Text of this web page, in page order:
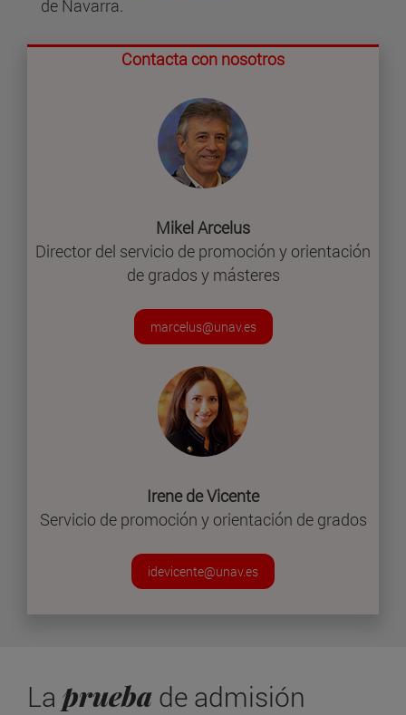
de Navarra.
Contacta con nosotros
Mikel Arcelus
Director del servicio de promoción y orientación
de grados y másteres
marcelus@unav.es
Irene de Vicente
Servicio de promoción y orientación de grados
idevicente@unav.es
La prueba de admisión